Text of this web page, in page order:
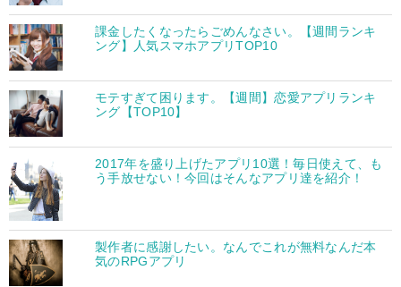
課金したくなったらごめんなさい。【週間ランキ
ング】人気スマホアプリTOP10
モテすぎて困ります。【週間】恋愛アプリランキ
ング【TOP10】
2017年を盛り上げたアプリ10選！毎日使えて、も
う手放せない！今回はそんなアプリ達を紹介！
製作者に感謝したい。なんでこれが無料なんだ本
気のRPGアプリ